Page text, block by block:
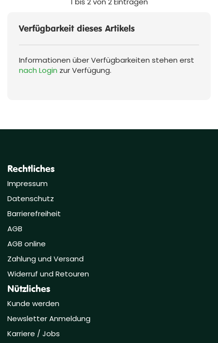
Verfügbarkeit dieses Artikels
Informationen über Verfügbarkeiten stehen erst
nach Login zur Verfügung.
Rechtliches
Impressum
Datenschutz
Barrierefreiheit
AGB
AGB online
Zahlung und Versand
Widerruf und Retouren
Nützliches
Kunde werden
Newsletter Anmeldung
Karriere / Jobs